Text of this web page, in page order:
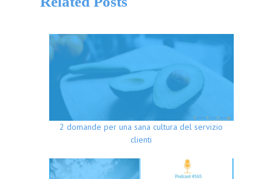
2 domande per una sana cultura del servizio
clienti